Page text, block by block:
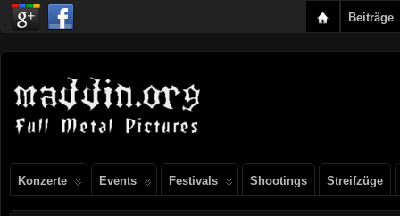
Beiträge
Konzerte Events Festivals Shootings Streifzüge